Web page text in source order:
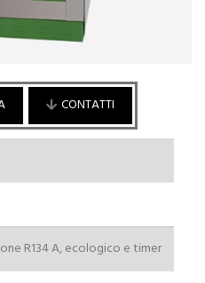
CONTATTI
R134 A, ecologico e timer